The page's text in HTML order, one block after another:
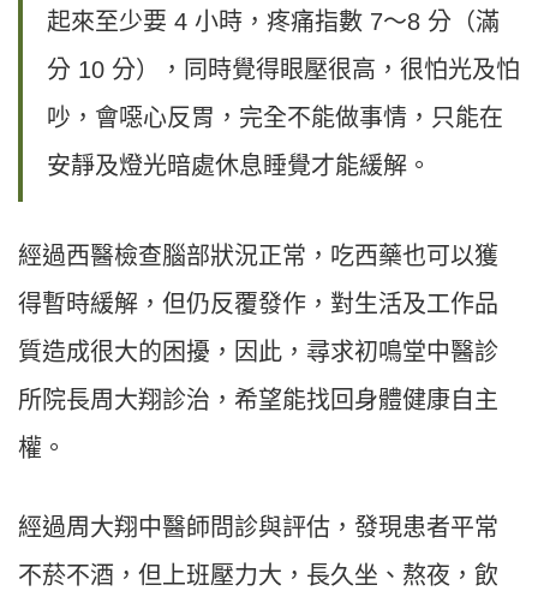
起來至少要 4 小時，疼痛指數 7〜8 分（滿
分 10 分），同時覺得眼壓很高，很怕光及怕
吵，會噁心反胃，完全不能做事情，只能在
安靜及燈光暗處休息睡覺才能緩解。
經過西醫檢查腦部狀況正常，吃西藥也可以獲
得暫時緩解，但仍反覆發作，對生活及工作品
質造成很大的困擾，因此，尋求初鳴堂中醫診
所院長周大翔診治，希望能找回身體健康自主
權。
經過周大翔中醫師問診與評估，發現患者平常
不菸不酒，但上班壓力大，長久坐、熬夜，飲